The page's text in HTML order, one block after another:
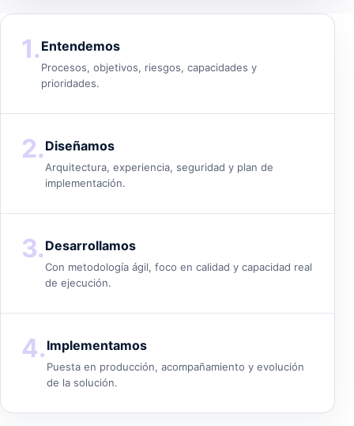
1. Entendemos
Procesos, objetivos, riesgos, capacidades y
prioridades.
2. Diseñamos
Arquitectura, experiencia, seguridad y plan de
implementación.
3. Desarrollamos
Con metodología ágil, foco en calidad y capacidad real
de ejecución.
4. Implementamos
Puesta en producción, acompañamiento y evolución
de la solución.